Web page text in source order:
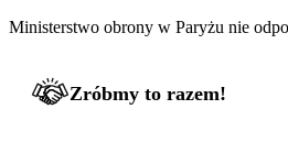
Ministerstwo obrony w Paryżu nie
Zróbmy to razem!